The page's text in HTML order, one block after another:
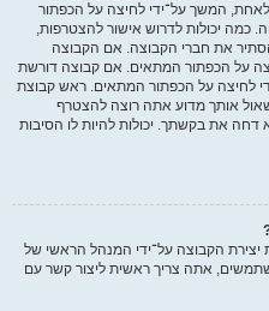
המשך על־ידי לחיצה על הכפתור
כמה יכולות לדרוש אישור להצטרפות,
את חברי הקבוצה. אם הקבוצה
על הכפתור המתאים. אם קבוצה דורשת
לחיצה על הכפתור המתאים. ראש קבוצת
אותך מדוע אתה רוצה להצטרף
את בקשתך. יכולות להיות לו הסיבות
הקבוצה על־ידי המנהל הראשי של
אתה צריך ראשית ליצור קשר עם